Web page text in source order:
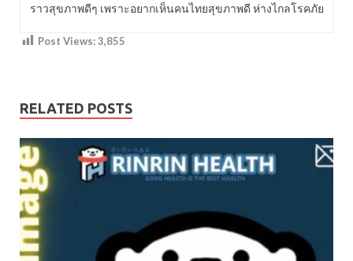
ราวสุขภาพดีๆ เพราะอยากเห็นคนไทยสุขภาพดี ห่างไกลโรคภัย
Post Views:3,855
RELATED POSTS